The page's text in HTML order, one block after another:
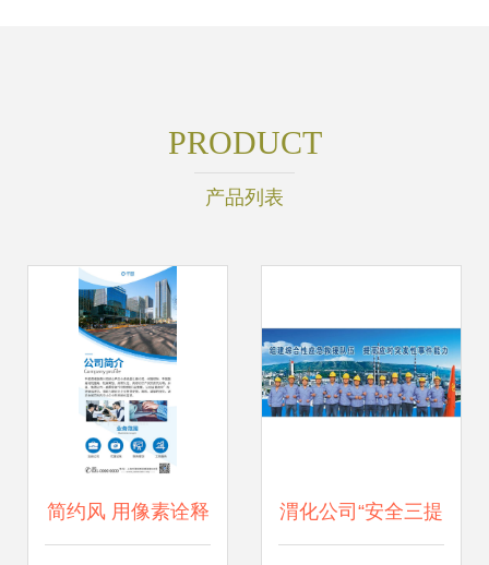
PRODUCT
产品列表
简约风 用像素诠释 渭化公司“安全三提